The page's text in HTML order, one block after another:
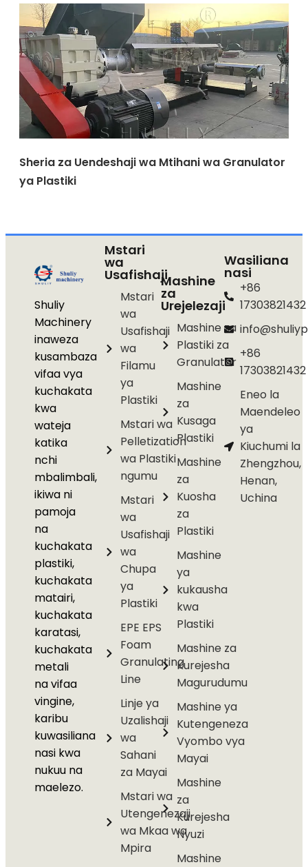
Sheria za Uendeshaji wa Mtihani wa Granulator
ya Plastiki
Shuliy
Machinery
inaweza
kusambaza
vifaa vya
kuchakata
kwa
wateja
katika
nchi
mbalimbali,
ikiwa ni
pamoja
na
kuchakata
plastiki,
kuchakata
matairi,
kuchakata
karatasi,
kuchakata
metali
na vifaa
vingine,
karibu
kuwasiliana
nasi kwa
nukuu na
maelezo.
Mstari
wa
Usafishaji
Mstari
wa
Usafishaji
wa
Filamu
ya
Plastiki
Mstari wa
Pelletization
wa Plastiki
ngumu
Mstari
wa
Usafishaji
wa
Chupa
ya
Plastiki
EPE EPS
Foam
Granulating
Line
Linje ya
Uzalishaji
wa
Sahani
za Mayai
Mstari wa
Utengenezaji
wa Mkaa wa
Mpira
Mashine
za
Urejelezaji
Mashine za
Plastiki za
Granulator
Mashine
za
Kusaga
Plastiki
Mashine
za
Kuosha
za
Plastiki
Mashine
ya
kukausha
kwa
Plastiki
Mashine za
Kurejesha
Magurudumu
Mashine ya
Kutengeneza
Vyombo vya
Mayai
Mashine
za
Kurejesha
Nyuzi
Mashine
Wasiliana
nasi
+86
17303821432
+86
17303821432
Eneo la
Maendeleo
ya
Kiuchumi la
Zhengzhou,
Henan,
Uchina